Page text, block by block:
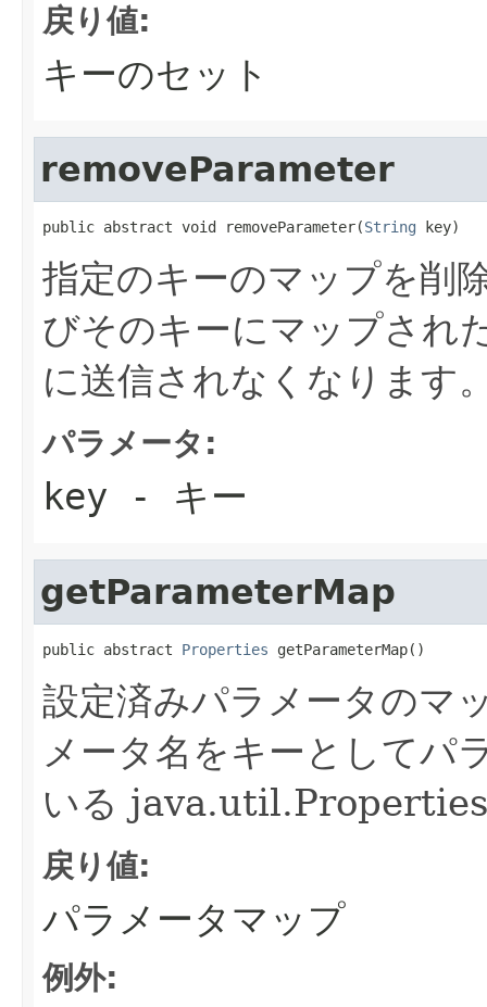
戻り値:
キーのセット
removeParameter
public abstract void removeParameter(String key)
指定のキーのマップを削
びそのキーにマップさ
に送信されなくなります
パラメータ:
key - キー
getParameterMap
public abstract Properties getParameterMap()
設定済みパラメータのマ
メータ名をキーとしてパ
いる java.util.Properties
戻り値:
パラメータマップ
例外: